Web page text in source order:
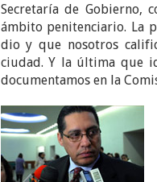
Secretaría de Gobierno,
ámbito penitenciario. La
dio y que nosotros
ciudad. Y la última que
documentamos en la